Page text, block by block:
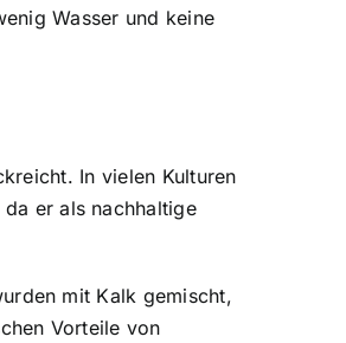
Wasser und keine
In vielen Kulturen
er als nachhaltige
mit Kalk gemischt,
Vorteile von